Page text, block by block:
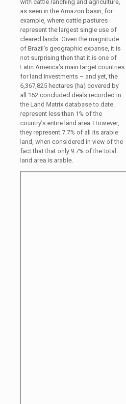
with cattle ranching and agriculture,
as seen in the Amazon basin, for
example, where cattle pastures
represent the largest single use of
cleared lands. Given the magnitude
of Brazil’s geographic expanse, it is
not surprising then that it is one of
Latin America’s main target countries
for land investments – and yet, the
6,367,825 hectares (ha) covered by
all 162 concluded deals recorded in
the Land Matrix database to date
represent less than 1% of the
country’s entire land area. However,
they represent 7.7% of all its arable
land, when considered in view of the
fact that that only 9.7% of the total
land area is arable.